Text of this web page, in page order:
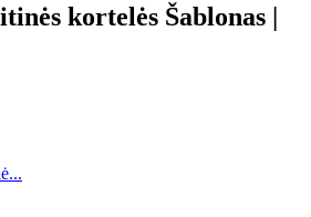
kortelės Šablonas |